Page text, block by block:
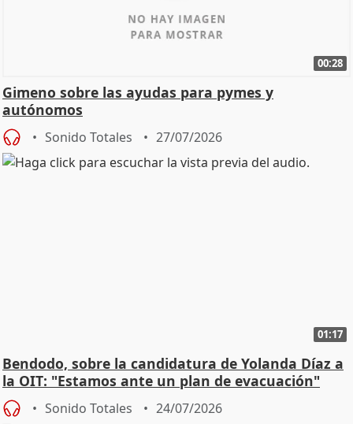
00:28
Gimeno sobre las ayudas para pymes y
autónomos
Sonido Totales 27/07/2026
01:17
Bendodo, sobre la candidatura de Yolanda Díaz a
la OIT: "Estamos ante un plan de evacuación"
Sonido Totales 24/07/2026